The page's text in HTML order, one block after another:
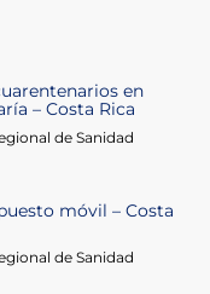
en
– Costa Rica
de Sanidad
móvil – Costa
de Sanidad